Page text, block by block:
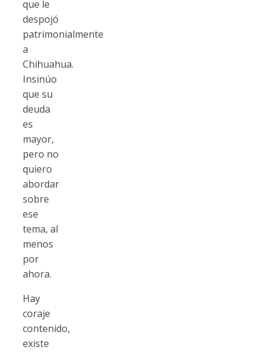
que le
despojó
patrimonialmente
a
Chihuahua.
Insinúo
que su
deuda
es
mayor,
pero no
quiero
abordar
sobre
ese
tema, al
menos
por
ahora.
Hay
coraje
contenido,
existe